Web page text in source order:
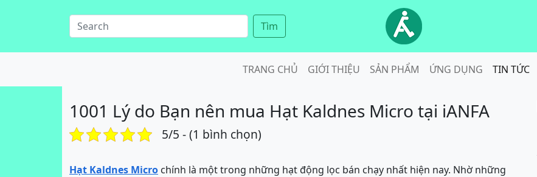
Tìm
TRANG CHỦ GIỚI THIỆU SẢN PHẨM ỨNG DỤNG TIN TỨC
1001 Lý do Bạn nên mua Hạt Kaldnes Micro tại iANFA
5/5 - (1 bình chọn)
Hạt Kaldnes Micro chính là một trong những hạt động lọc bán chạy nhất hiện nay. Nhờ những